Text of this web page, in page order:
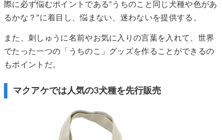
際に必ず悩むポイントである“うちのこと同じ犬種や色があ
るかな？”に着目し、悩まない、迷わないを提供する。
また、刺しゅうに名前やお気に入りの言葉を入れて、世界
でたった一つの「うちのこ」グッズを作ることができるの
もポイントだ。
マクアケでは人気の3犬種を先行販売